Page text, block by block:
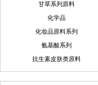
甘草系列原料
化学品
化妆品原料系列
氨基酸系列
抗生素皮肤类原料